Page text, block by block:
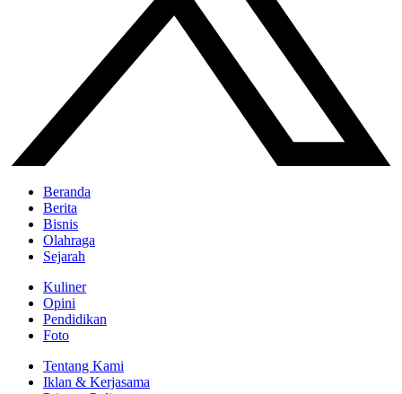
Beranda
Berita
Bisnis
Olahraga
Sejarah
Kuliner
Opini
Pendidikan
Foto
Tentang Kami
Iklan & Kerjasama